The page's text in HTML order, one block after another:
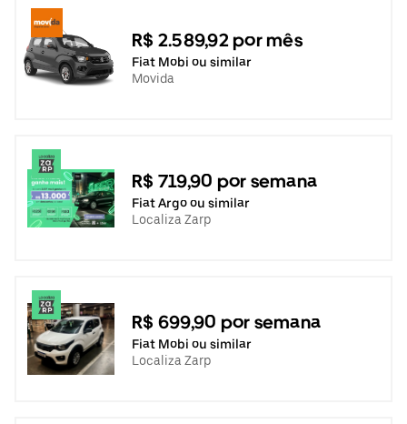
R$ 2.589,92 por mês
Fiat Mobi ou similar
Movida
R$ 719,90 por semana
Fiat Argo ou similar
Localiza Zarp
R$ 699,90 por semana
Fiat Mobi ou similar
Localiza Zarp